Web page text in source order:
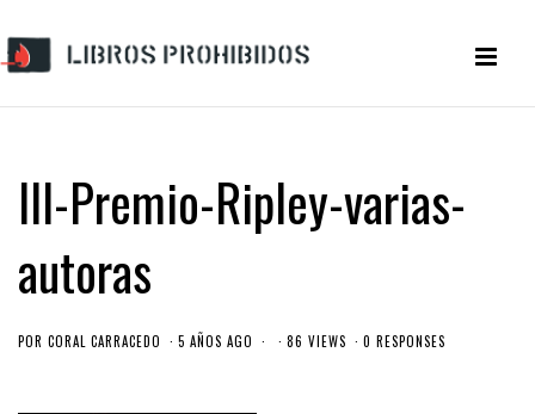
III-Premio-Ripley-varias-
autoras
POR CORAL CARRACEDO 5 AÑOS AGO 86 VIEWS 0 RESPONSES